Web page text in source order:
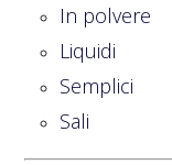
In polvere
Liquidi
Semplici
Sali